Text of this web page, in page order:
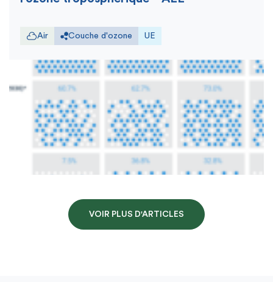
Air Couche d'ozone UE
VOIR PLUS D'ARTICLES